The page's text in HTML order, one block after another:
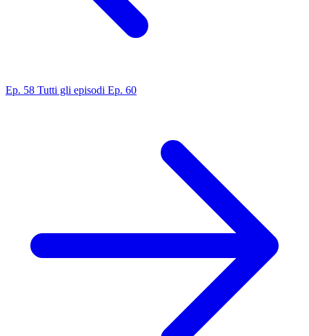
Ep. 58 Tutti gli episodi Ep. 60